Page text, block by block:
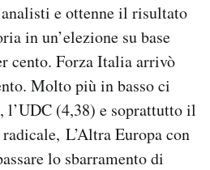
e ottenne il risultato
in un’elezione su base
cento. Forza Italia arrivò
Molto più in basso ci
l’UDC (4,38) e soprattutto il
L’Altra Europa con
lo sbarramento di